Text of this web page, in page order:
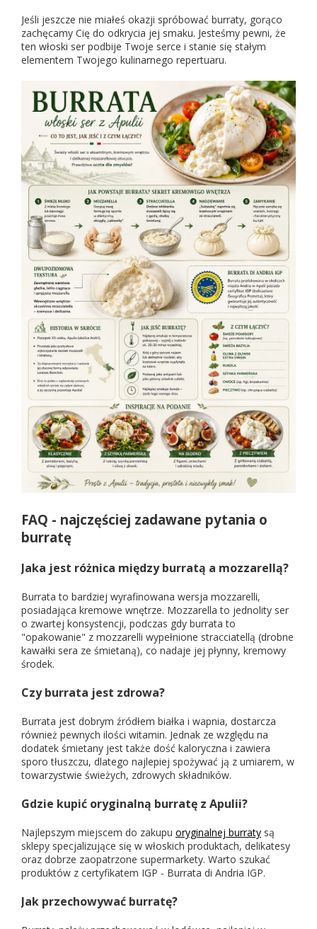
Jeśli jeszcze nie miałeś okazji spróbować burraty, gorąco
zachęcamy Cię do odkrycia jej smaku. Jesteśmy pewni, że
ten włoski ser podbije Twoje serce i stanie się stałym
elementem Twojego kulinarnego repertuaru.
FAQ - najczęściej zadawane pytania o
burratę
Jaka jest różnica między burratą a mozzarellą?
Burrata to bardziej wyrafinowana wersja mozzarelli,
posiadająca kremowe wnętrze. Mozzarella to jednolity ser
o zwartej konsystencji, podczas gdy burrata to
"opakowanie" z mozzarelli wypełnione stracciatellą (drobne
kawałki sera ze śmietaną), co nadaje jej płynny, kremowy
środek.
Czy burrata jest zdrowa?
Burrata jest dobrym źródłem białka i wapnia, dostarcza
również pewnych ilości witamin. Jednak ze względu na
dodatek śmietany jest także dość kaloryczna i zawiera
sporo tłuszczu, dlatego najlepiej spożywać ją z umiarem, w
towarzystwie świeżych, zdrowych składników.
Gdzie kupić oryginalną burratę z Apulii?
Najlepszym miejscem do zakupu oryginalnej burraty są
sklepy specjalizujące się w włoskich produktach, delikatesy
oraz dobrze zaopatrzone supermarkety. Warto szukać
produktów z certyfikatem IGP - Burrata di Andria IGP.
Jak przechowywać burratę?